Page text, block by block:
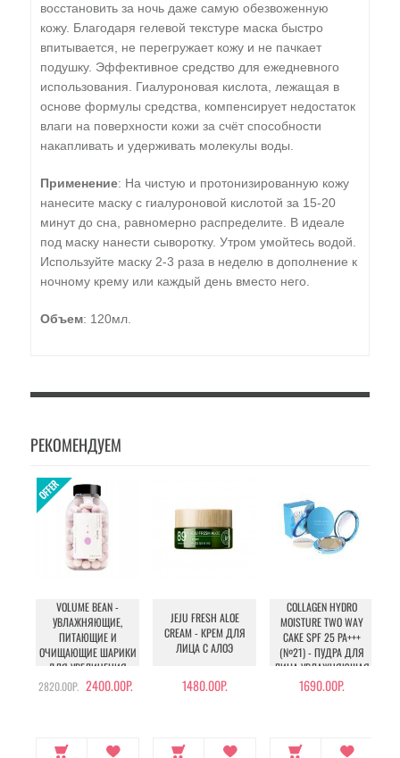
восстановить за ночь даже самую обезвоженную
кожу. Благодаря гелевой текстуре маска быстро
впитывается, не перегружает кожу и не пачкает
подушку. Эффективное средство для ежедневного
использования. Гиалуроновая кислота, лежащая в
основе формулы средства, компенсирует недостаток
влаги на поверхности кожи за счёт способности
накапливать и удерживать молекулы воды.
Применение: На чистую и протонизированную кожу
нанесите маску с гиалуроновой кислотой за 15-20
минут до сна, равномерно распределите. В идеале
под маску нанести сыворотку. Утром умойтесь водой.
Используйте маску 2-3 раза в неделю в дополнение к
ночному крему или каждый день вместо него.
Объем: 120мл.
РЕКОМЕНДУЕМ
VOLUME BEAN -
УВЛАЖНЯЮЩИЕ,
ПИТАЮЩИЕ И
ОЧИЩАЮЩИЕ ШАРИКИ
ДЛЯ УВЕЛИЧЕНИЯ
ОБЪЕМА ГРУДИ И
2820.00Р. 2400.00Р.
JEJU FRESH ALOE
CREAM - КРЕМ ДЛЯ
ЛИЦА С АЛОЭ
1480.00Р.
COLLAGEN HYDRO
MOISTURE TWO WAY
CAKE SPF 25 PA+++
(№21) - ПУДРА ДЛЯ
ЛИЦА УВЛАЖНЯЮЩАЯ
С КОЛЛАГЕНОМ (№21)
1690.00Р.